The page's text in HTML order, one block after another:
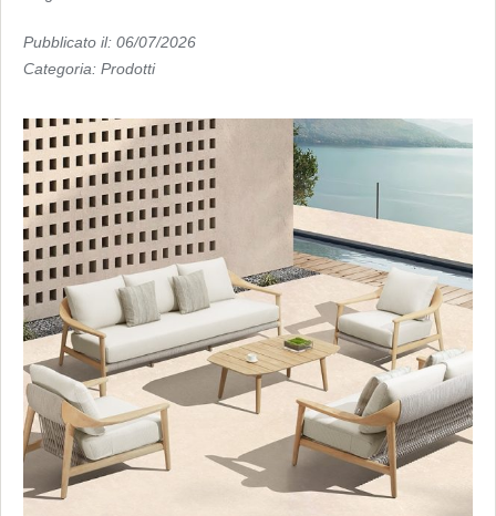
Pubblicato il: 06/07/2026
Categoria: Prodotti